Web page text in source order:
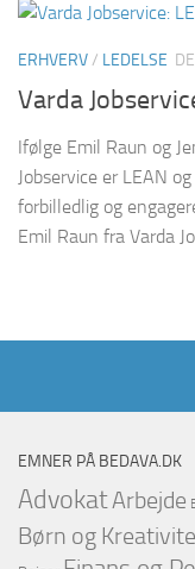
ERHVERV/ LEDELSE
Varda
Ifølge Emil Raun og
Jobservice er LEAN
forbilledlig og
Emil Raun fra Varda
EMNER PÅ BEDAVA.DK
AdvokatArbejde
Børn og